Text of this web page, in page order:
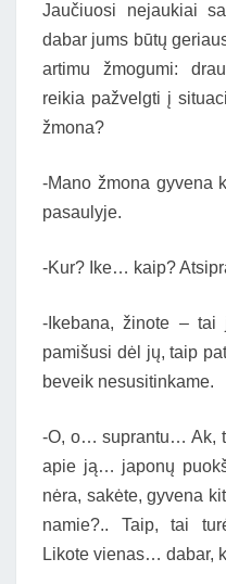
Jaučiuosi nejaukiai
dabar jums būtų
artimu žmogumi:
reikia pažvelgti į
žmona?
-Mano žmona gyvena
pasaulyje.
-Kur? Ike… kaip?
-Ikebana, žinote – tai
pamišusi dėl jų, taip
beveik nesusitinkame.
-O, o… suprantu… Ak,
apie ją… japonų
nėra, sakėte, gyvena
namie?.. Taip, tai
Likote vienas… dabar,